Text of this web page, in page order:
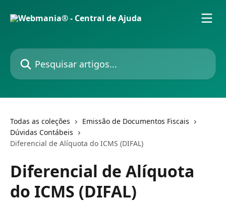
Pesquisar artigos...
Todas as coleções
Emissão de Documentos Fiscais
Dúvidas Contábeis
Diferencial de Alíquota do ICMS (DIFAL)
Diferencial de Alíquota
do ICMS (DIFAL)